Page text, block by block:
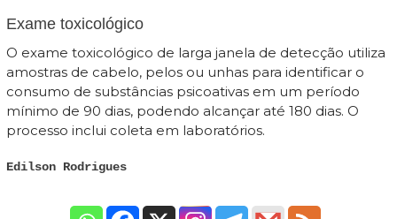
Exame toxicológico
O exame toxicológico de larga janela de detecção utiliza
amostras de cabelo, pelos ou unhas para identificar o
consumo de substâncias psicoativas em um período
mínimo de 90 dias, podendo alcançar até 180 dias. O
processo inclui coleta em laboratórios.
Edilson Rodrigues